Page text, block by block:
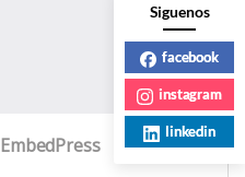
Siguenos
facebook
instagram
linkedin